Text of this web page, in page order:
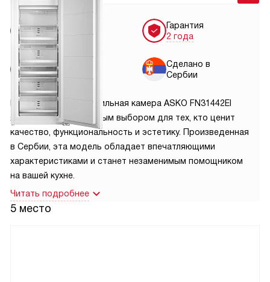
Бесплатная
доставка
Бесплатная
установка
Гарантия
2 года
Сделано в
Сербии
Встраиваемая морозильная камера ASKO FN31442EI
является превосходным выбором для тех, кто ценит
качество, функциональность и эстетику. Произведенная
в Сербии, эта модель обладает впечатляющими
характеристиками и станет незаменимым помощником
на вашей кухне.
Читать подробнее
5 место